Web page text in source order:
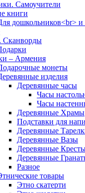
Самоучители
книги
дошкольников<br> и
Сканворды
– Армения
монеты
изделия
Деревянные часы
Часы
Часы
Деревянные Храмы
Подставки для
Деревянные
Деревянные Вазы
Деревянные
Деревянные
Разное
товары
Этно скатерти